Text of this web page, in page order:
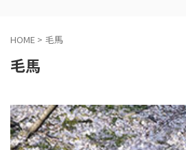
HOME > 毛馬
毛馬